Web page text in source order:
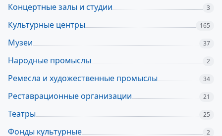
Концертные залы и студии 3
Культурные центры 165
Музеи 37
Народные промыслы 2
Ремесла и художественные промыслы 34
Реставрационные организации 21
Театры 25
Фонды культурные 2